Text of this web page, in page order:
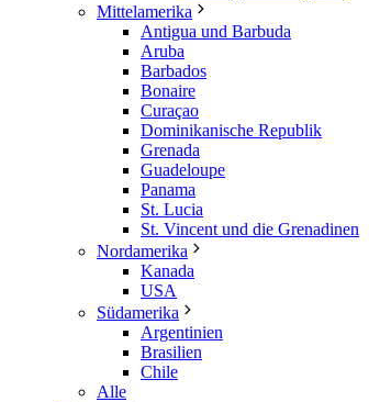
Mittelamerika
Antigua und Barbuda
Aruba
Barbados
Bonaire
Curaçao
Dominikanische Republik
Grenada
Guadeloupe
Panama
St. Lucia
St. Vincent und die Grenadinen
Nordamerika
Kanada
USA
Südamerika
Argentinien
Brasilien
Chile
Alle